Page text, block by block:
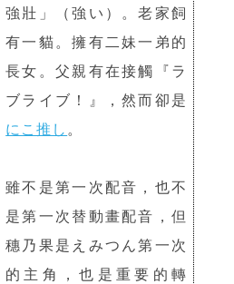
強壯」（強い）。老家飼
有一貓。擁有二妹一弟的
長女。父親有在接觸『ラ
ブライブ！』，然而卻是
にこ推し 。
雖不是第一次配音，也不
是第一次替動畫配音，但
穗乃果是えみつん第一次
的主角，也是重要的轉